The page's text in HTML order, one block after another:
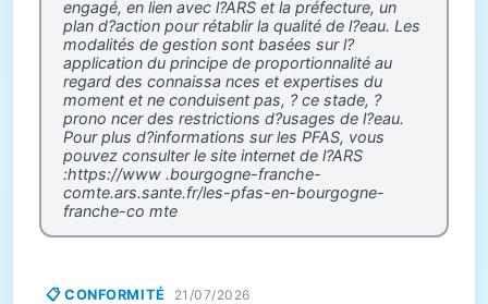
engagé, en lien avec l?ARS et la préfecture, un
plan d?action pour rétablir la qualité de l?eau. Les
modalités de gestion sont basées sur l?
application du principe de proportionnalité au
regard des connaissa nces et expertises du
moment et ne conduisent pas, ? ce stade, ?
prono ncer des restrictions d?usages de l?eau.
Pour plus d?informations sur les PFAS, vous
pouvez consulter le site internet de l?ARS
:https://www .bourgogne-franche-
comte.ars.sante.fr/les-pfas-en-bourgogne-
franche-co mte
📋 CONFORMITÉ 21/07/2026